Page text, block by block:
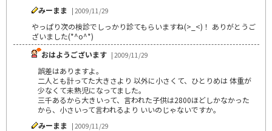
みーまま
| 2009/11/29
やっぱり次の検診でしっかり診てもらいますね(>_<)！ ありがとうご
ざいました(*^o^*)
おはようございます | 2009/11/29
誤差はありますよ。
二人とも計ってた大きさより 以外に小さくて、ひとりめは 体重が
少なくて未熟児になってました。
三千あるから大きいって、言われた子供は2800ほどしかなかった
から、小さいって言われるより いいのじゃないですか。
みーまま
| 2009/11/29